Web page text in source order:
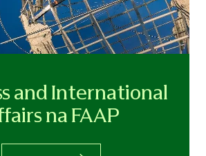
and International
na FAAP